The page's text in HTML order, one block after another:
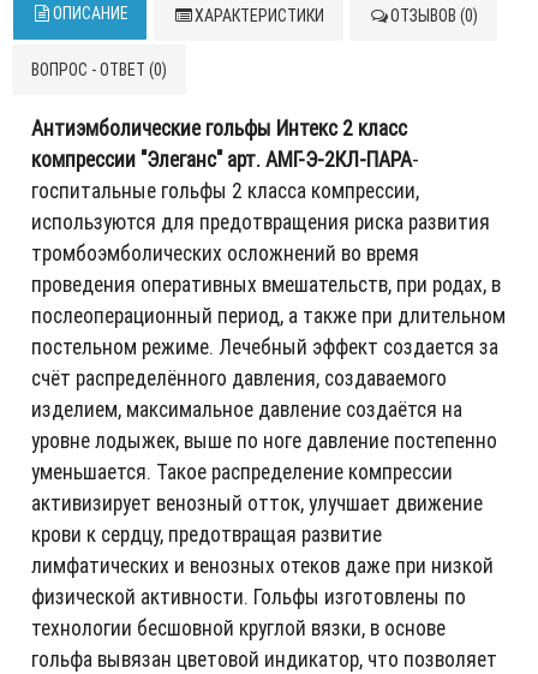
ОПИСАНИЕ ХАРАКТЕРИСТИКИ ОТЗЫВОВ (0)
ВОПРОС - ОТВЕТ (0)
Антиэмболические гольфы Интекс 2 класс
компрессии "Элеганс" арт. АМГ-Э-2КЛ-ПАРА-
госпитальные гольфы 2 класса компрессии,
используются для предотвращения риска развития
тромбоэмболических осложнений во время
проведения оперативных вмешательств, при родах, в
послеоперационный период, а также при длительном
постельном режиме. Лечебный эффект создается за
счёт распределённого давления, создаваемого
изделием, максимальное давление создаётся на
уровне лодыжек, выше по ноге давление постепенно
уменьшается. Такое распределение компрессии
активизирует венозный отток, улучшает движение
крови к сердцу, предотвращая развитие
лимфатических и венозных отеков даже при низкой
физической активности. Гольфы изготовлены по
технологии бесшовной круглой вязки, в основе
гольфа вывязан цветовой индикатор, что позволяет